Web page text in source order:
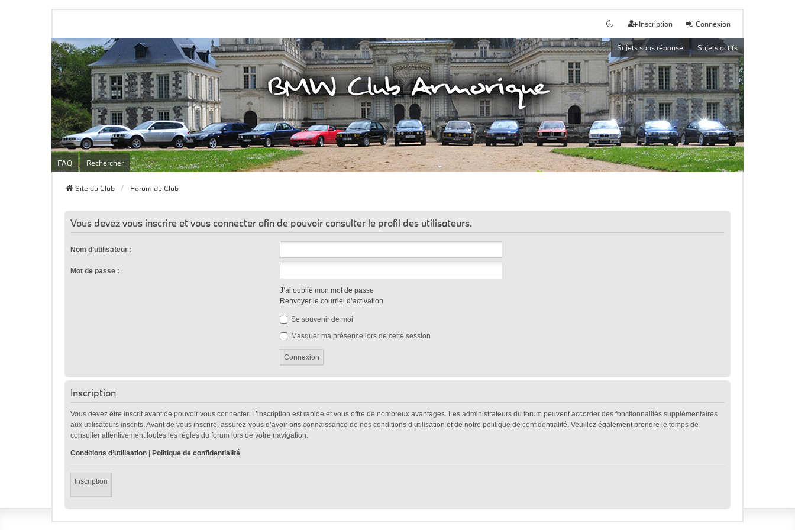
Connexion
Inscription
Sujets sans réponse Sujets actifs
FAQ Rechercher
Site du Club Forum du Club
Vous devez vous inscrire et vous connecter afin de pouvoir consulter le profil des utilisateurs.
Nom d’utilisateur :
Mot de passe :
J’ai oublié mon mot de passe
Renvoyer le courriel d’activation
Se souvenir de moi
Masquer ma présence lors de cette session
Inscription
Vous devez être inscrit avant de pouvoir vous connecter. L’inscription est rapide et vous offre de nombreux avantages. Les administrateurs du forum peuvent accorder des fonctionnalités supplémentaires
aux utilisateurs inscrits. Avant de vous inscrire, assurez-vous d’avoir pris connaissance de nos conditions d’utilisation et de notre politique de confidentialité. Veuillez également prendre le temps de
consulter attentivement toutes les règles du forum lors de votre navigation.
Conditions d’utilisation Politique de confidentialité
Inscription